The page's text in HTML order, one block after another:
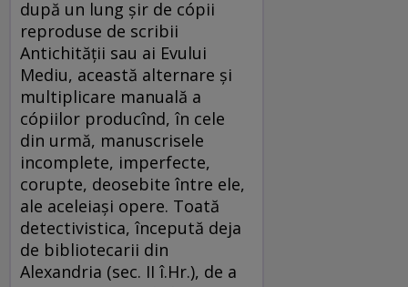
după un lung şir de cópii
reproduse de scribii
Antichităţii sau ai Evului
Mediu, această alternare şi
multiplicare manuală a
cópiilor producînd, în cele
din urmă, manuscrisele
incomplete, imperfecte,
corupte, deosebite între ele,
ale aceleiaşi opere. Toată
detectivistica, începută deja
de bibliotecarii din
Alexandria (sec. II î.Hr.), de a